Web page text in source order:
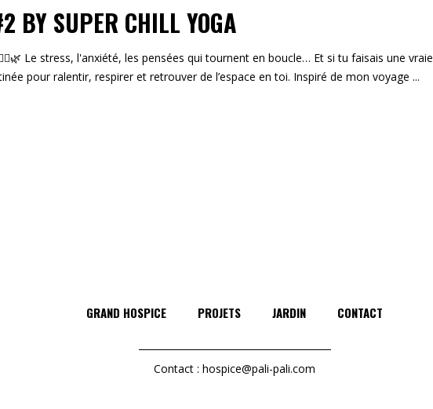
BY SUPER CHILL YOGA
Le stress, l'anxiété, les pensées qui tournent en boucle… Et si tu faisais une vraie
pour ralentir, respirer et retrouver de l’espace en toi. Inspiré de mon voyage
GRAND HOSPICE PROJETS JARDIN CONTACT
Contact : hospice@pali-pali.com